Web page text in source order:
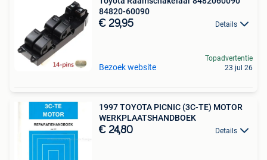
84820-60090
€ 29,95 Details
Bezoek website
Topadvertentie
23 jul 26
1997 TOYOTA PICNIC (3C-TE) MOTOR
WERKPLAATSHANDBOEK
€ 24,80 Details